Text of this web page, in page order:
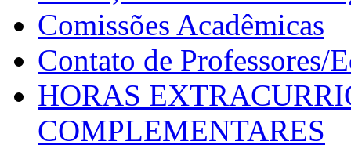
Comissões Acadêmicas
Contato de Professores/
HORAS
COMPLEMENTARES